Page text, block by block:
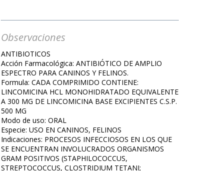
Observaciones
ANTIBIOTICOS
Acción Farmacológica: ANTIBIÓTICO DE AMPLIO
ESPECTRO PARA CANINOS Y FELINOS.
Formula: CADA COMPRIMIDO CONTIENE:
LINCOMICINA HCL MONOHIDRATADO EQUIVALENTE
A 300 MG DE LINCOMICINA BASE EXCIPIENTES C.S.P.
500 MG
Modo de uso: ORAL
Especie: USO EN CANINOS, FELINOS
Indicaciones: PROCESOS INFECCIOSOS EN LOS QUE
SE ENCUENTRAN INVOLUCRADOS ORGANISMOS
GRAM POSITIVOS (STAPHILOCOCCUS,
STREPTOCOCCUS, CLOSTRIDIUM TETANI;